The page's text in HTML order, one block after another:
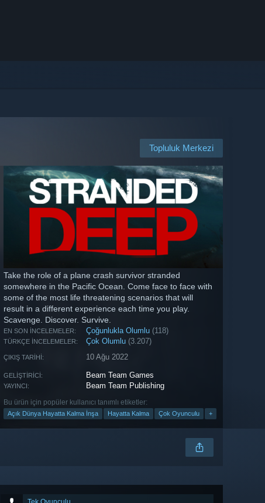
Topluluk Merkezi
Take the role of a plane crash survivor stranded
somewhere in the Pacific Ocean. Come face to face with
some of the most life threatening scenarios that will
result in a different experience each time you play.
Scavenge. Discover. Survive.
EN SON İNCELEMELER: Çoğunlukla Olumlu (118)
TÜRKÇE İNCELEMELER: Çok Olumlu (3.207)
ÇIKIŞ TARIHI: 10 Ağu 2022
GELIŞTIRICI: Beam Team Games
YAYINCI: Beam Team Publishing
Bu ürün için popüler kullanıcı tanımlı etiketler:
Açık Dünya Hayatta Kalma İnşa Hayatta Kalma Çok Oyunculu +